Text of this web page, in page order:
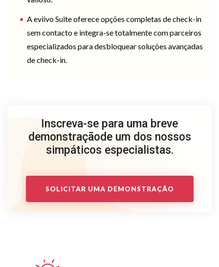
A eviivo Suite oferece opções completas de check-in
sem contacto e integra-se totalmente com parceiros
especializados para desbloquear soluções avançadas
de check-in.
Inscreva-se para uma breve
demonstraçãode um dos nossos
simpáticos especialistas.
SOLICITAR UMA DEMONSTRAÇÃO